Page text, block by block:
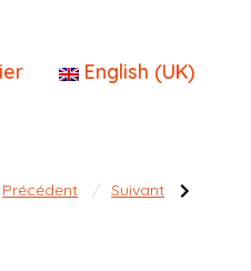
English (UK)
:
Précédent Publication
suivante :
Suivant